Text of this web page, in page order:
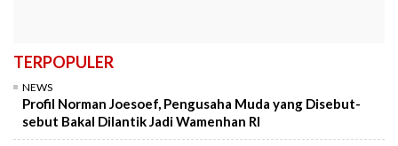
TERPOPULER
NEWS
Profil Norman Joesoef, Pengusaha Muda yang Disebut-
sebut Bakal Dilantik Jadi Wamenhan RI